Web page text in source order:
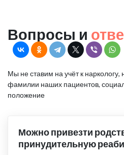
Вопросы и
Мы не ставим на учёт к
фамилии наших пациентов,
положение
Можно привезти
принудительную